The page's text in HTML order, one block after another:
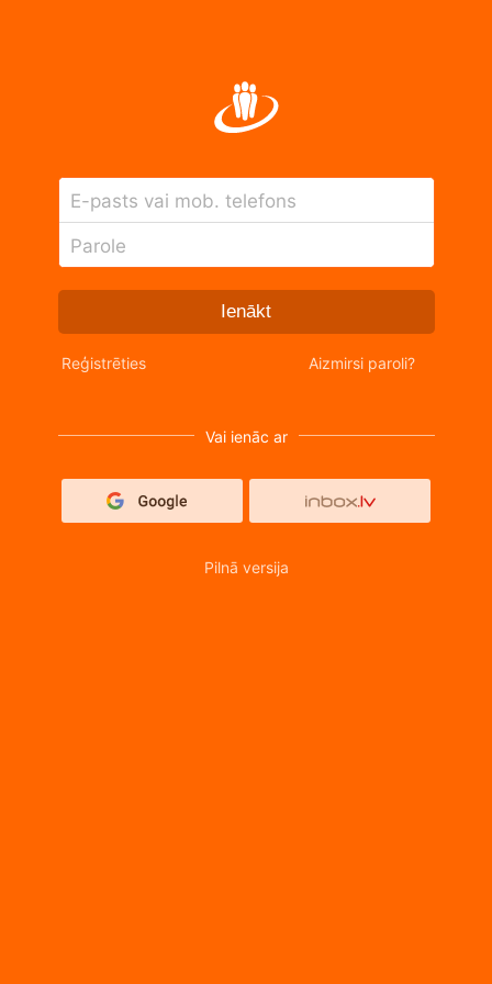
E-pasts vai mob. telefons
Parole
Ienākt
Reģistrēties Aizmirsi paroli?
Vai ienāc ar
Pilnā versija